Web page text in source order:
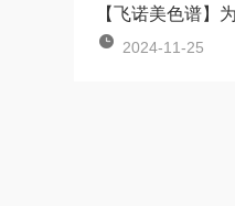
2024-11-25